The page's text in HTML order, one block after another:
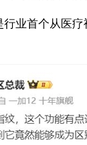
首个从医疗